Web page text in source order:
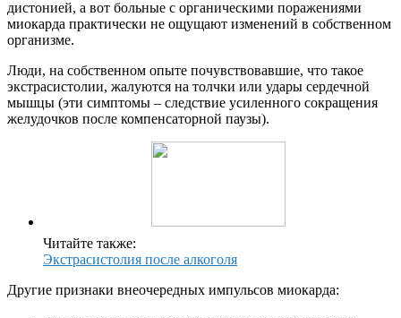
дистонией, а вот больные с органическими поражениями
миокарда практически не ощущают изменений в собственном
организме.
Люди, на собственном опыте почувствовавшие, что такое
экстрасистолии, жалуются на толчки или удары сердечной
мышцы (эти симптомы – следствие усиленного сокращения
желудочков после компенсаторной паузы).
Читайте также:
Экстрасистолия после алкоголя
Другие признаки внеочередных импульсов миокарда: